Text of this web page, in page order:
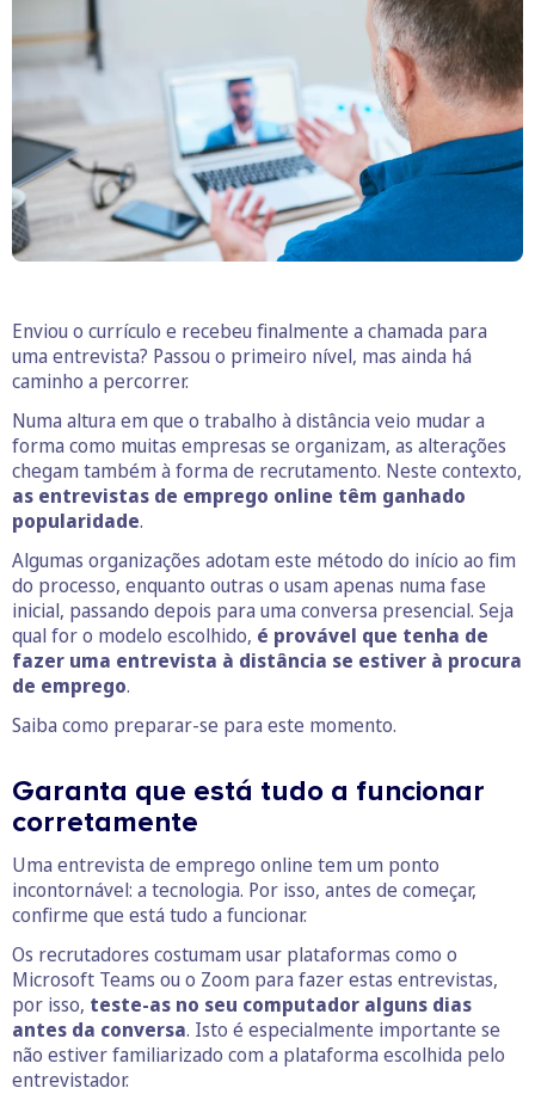
Enviou o currículo e recebeu finalmente a chamada para
uma entrevista? Passou o primeiro nível, mas ainda há
caminho a percorrer.
Numa altura em que o trabalho à distância veio mudar a
forma como muitas empresas se organizam, as alterações
chegam também à forma de recrutamento. Neste contexto,
as entrevistas de emprego online têm ganhado
popularidade.
Algumas organizações adotam este método do início ao fim
do processo, enquanto outras o usam apenas numa fase
inicial, passando depois para uma conversa presencial. Seja
qual for o modelo escolhido, é provável que tenha de
fazer uma entrevista à distância se estiver à procura
de emprego.
Saiba como preparar-se para este momento.
Garanta que está tudo a funcionar
corretamente
Uma entrevista de emprego online tem um ponto
incontornável: a tecnologia. Por isso, antes de começar,
confirme que está tudo a funcionar.
Os recrutadores costumam usar plataformas como o
Microsoft Teams ou o Zoom para fazer estas entrevistas,
por isso, teste-as no seu computador alguns dias
antes da conversa. Isto é especialmente importante se
não estiver familiarizado com a plataforma escolhida pelo
entrevistador.